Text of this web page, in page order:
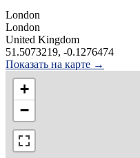
London
London
United Kingdom
51.5073219, -0.1276474
Показать на карте →
+
−